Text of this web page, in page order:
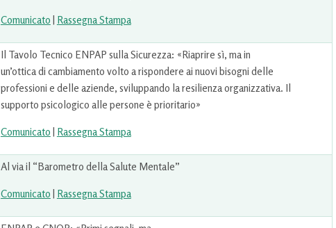
Comunicato | Rassegna Stampa
Il Tavolo Tecnico ENPAP sulla Sicurezza: «Riaprire sì, ma in
un’ottica di cambiamento volto a rispondere ai nuovi bisogni delle
professioni e delle aziende, sviluppando la resilienza organizzativa. Il
supporto psicologico alle persone è prioritario»
Comunicato | Rassegna Stampa
Al via il “Barometro della Salute Mentale”
Comunicato | Rassegna Stampa